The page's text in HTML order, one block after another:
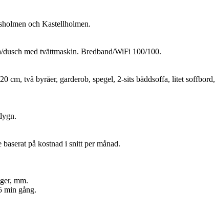
och Kastellholmen.
med tvättmaskin. Bredband/WiFi 100/100.
cm, två byråer, garderob, spegel, 2-sits bäddsoffa, litet soffbord,
på kostnad i snitt per månad.
mm.
min gång.